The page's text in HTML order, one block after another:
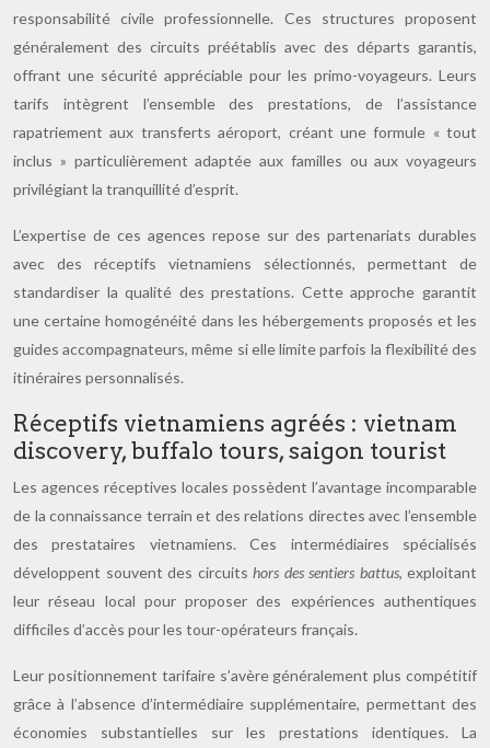
responsabilité civile professionnelle. Ces structures proposent
généralement des circuits préétablis avec des départs garantis,
offrant une sécurité appréciable pour les primo-voyageurs. Leurs
tarifs intègrent l’ensemble des prestations, de l’assistance
rapatriement aux transferts aéroport, créant une formule « tout
inclus » particulièrement adaptée aux familles ou aux voyageurs
privilégiant la tranquillité d’esprit.
L’expertise de ces agences repose sur des partenariats durables
avec des réceptifs vietnamiens sélectionnés, permettant de
standardiser la qualité des prestations. Cette approche garantit
une certaine homogénéité dans les hébergements proposés et les
guides accompagnateurs, même si elle limite parfois la flexibilité des
itinéraires personnalisés.
Réceptifs vietnamiens agréés : vietnam
discovery, buffalo tours, saigon tourist
Les agences réceptives locales possèdent l’avantage incomparable
de la connaissance terrain et des relations directes avec l’ensemble
des prestataires vietnamiens. Ces intermédiaires spécialisés
développent souvent des circuits hors des sentiers battus, exploitant
leur réseau local pour proposer des expériences authentiques
difficiles d’accès pour les tour-opérateurs français.
Leur positionnement tarifaire s’avère généralement plus compétitif
grâce à l’absence d’intermédiaire supplémentaire, permettant des
économies substantielles sur les prestations identiques. La